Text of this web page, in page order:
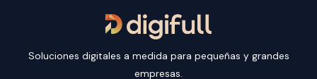
Soluciones digitales a medida para pequeñas y grandes
empresas.